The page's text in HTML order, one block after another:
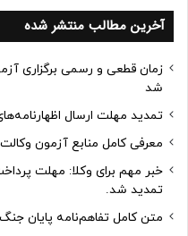
آخرین مطالب منتشر شده
شد
تمدید مهلت ارسال اظهارنامه‌های
معرفی کامل منابع آزمون وکالت 1405 کانون‌های وکلای دادگستری
تمدید شد.
متن کامل تفاهم‌نامه پایان